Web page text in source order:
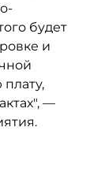
будет
и
—